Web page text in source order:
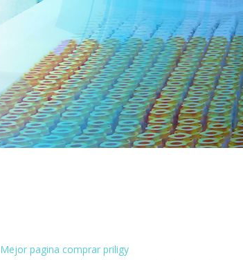
Mejor pagina comprar priligy